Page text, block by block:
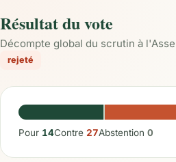
Résultat du vote
Décompte global du scrutin à
rejeté
Pour 14Contre 27Abstention 0